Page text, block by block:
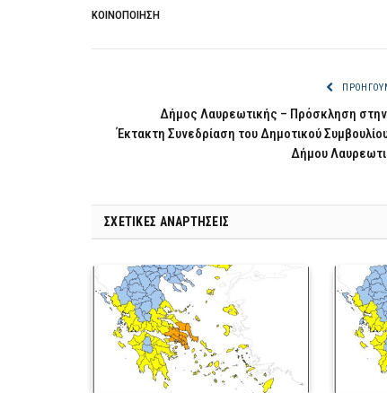
ΚΟΙΝΟΠΟΊΗΣΗ
Δήμος Λαυρεωτικής – Πρόσκληση
Έκτακτη Συνεδρίαση του Δημοτικού
Δήμου
ΣΧΕΤΙΚΈΣ ΑΝΑΡΤΉΣΕΙΣ